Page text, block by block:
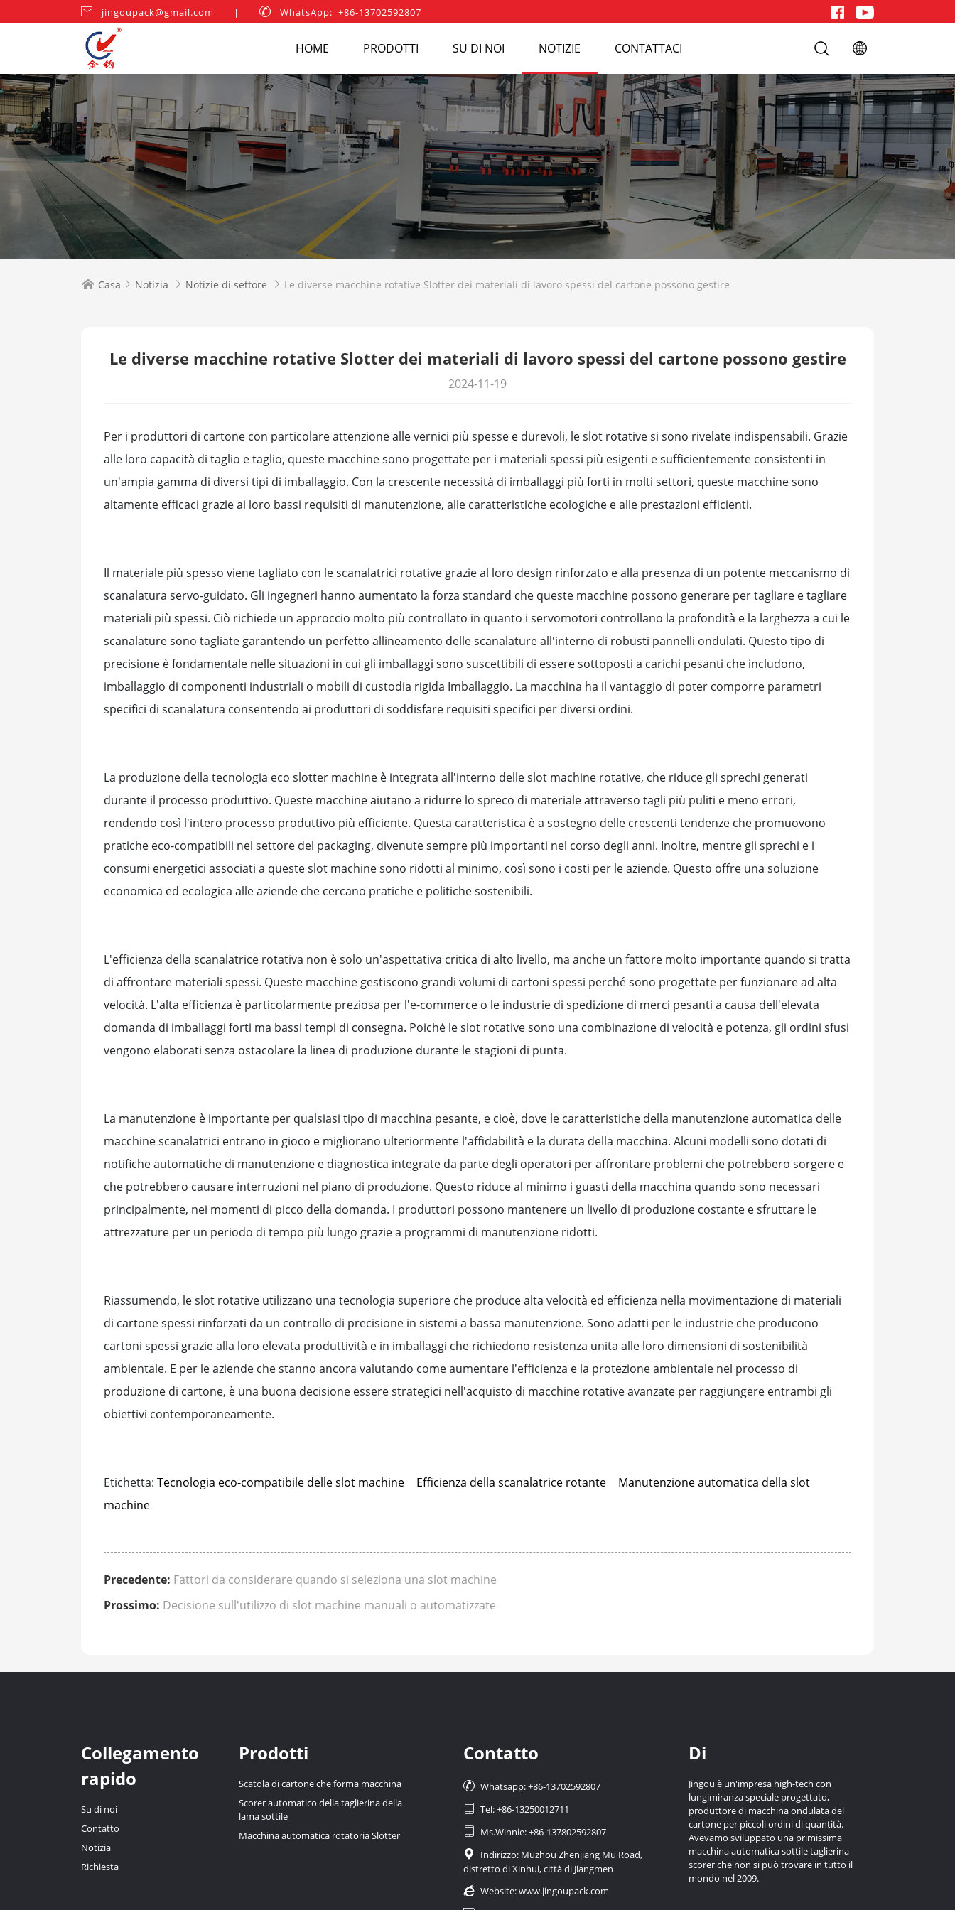
 jingoupack@gmail.com |  WhatsApp: +86-13702592807
HOME PRODOTTI SU DI NOI NOTIZIE CONTATTACI
 Casa  Notizia  Notizie di settore  Le diverse macchine rotative Slotter dei materiali di lavoro spessi del cartone possono gestire
Le diverse macchine rotative Slotter dei materiali di lavoro spessi del cartone possono gestire
2024-11-19
Per i produttori di cartone con particolare attenzione alle vernici più spesse e durevoli, le slot rotative si sono rivelate indispensabili. Grazie
alle loro capacità di taglio e taglio, queste macchine sono progettate per i materiali spessi più esigenti e sufficientemente consistenti in
un'ampia gamma di diversi tipi di imballaggio. Con la crescente necessità di imballaggi più forti in molti settori, queste macchine sono
altamente efficaci grazie ai loro bassi requisiti di manutenzione, alle caratteristiche ecologiche e alle prestazioni efficienti.
Il materiale più spesso viene tagliato con le scanalatrici rotative grazie al loro design rinforzato e alla presenza di un potente meccanismo di
scanalatura servo-guidato. Gli ingegneri hanno aumentato la forza standard che queste macchine possono generare per tagliare e tagliare
materiali più spessi. Ciò richiede un approccio molto più controllato in quanto i servomotori controllano la profondità e la larghezza a cui le
scanalature sono tagliate garantendo un perfetto allineamento delle scanalature all'interno di robusti pannelli ondulati. Questo tipo di
precisione è fondamentale nelle situazioni in cui gli imballaggi sono suscettibili di essere sottoposti a carichi pesanti che includono,
imballaggio di componenti industriali o mobili di custodia rigida Imballaggio. La macchina ha il vantaggio di poter comporre parametri
specifici di scanalatura consentendo ai produttori di soddisfare requisiti specifici per diversi ordini.
La produzione della tecnologia eco slotter machine è integrata all'interno delle slot machine rotative, che riduce gli sprechi generati
durante il processo produttivo. Queste macchine aiutano a ridurre lo spreco di materiale attraverso tagli più puliti e meno errori,
rendendo così l'intero processo produttivo più efficiente. Questa caratteristica è a sostegno delle crescenti tendenze che promuovono
pratiche eco-compatibili nel settore del packaging, divenute sempre più importanti nel corso degli anni. Inoltre, mentre gli sprechi e i
consumi energetici associati a queste slot machine sono ridotti al minimo, così sono i costi per le aziende. Questo offre una soluzione
economica ed ecologica alle aziende che cercano pratiche e politiche sostenibili.
L'efficienza della scanalatrice rotativa non è solo un'aspettativa critica di alto livello, ma anche un fattore molto importante quando si tratta
di affrontare materiali spessi. Queste macchine gestiscono grandi volumi di cartoni spessi perché sono progettate per funzionare ad alta
velocità. L'alta efficienza è particolarmente preziosa per l'e-commerce o le industrie di spedizione di merci pesanti a causa dell'elevata
domanda di imballaggi forti ma bassi tempi di consegna. Poiché le slot rotative sono una combinazione di velocità e potenza, gli ordini sfusi
vengono elaborati senza ostacolare la linea di produzione durante le stagioni di punta.
La manutenzione è importante per qualsiasi tipo di macchina pesante, e cioè, dove le caratteristiche della manutenzione automatica delle
macchine scanalatrici entrano in gioco e migliorano ulteriormente l'affidabilità e la durata della macchina. Alcuni modelli sono dotati di
notifiche automatiche di manutenzione e diagnostica integrate da parte degli operatori per affrontare problemi che potrebbero sorgere e
che potrebbero causare interruzioni nel piano di produzione. Questo riduce al minimo i guasti della macchina quando sono necessari
principalmente, nei momenti di picco della domanda. I produttori possono mantenere un livello di produzione costante e sfruttare le
attrezzature per un periodo di tempo più lungo grazie a programmi di manutenzione ridotti.
Riassumendo, le slot rotative utilizzano una tecnologia superiore che produce alta velocità ed efficienza nella movimentazione di materiali
di cartone spessi rinforzati da un controllo di precisione in sistemi a bassa manutenzione. Sono adatti per le industrie che producono
cartoni spessi grazie alla loro elevata produttività e in imballaggi che richiedono resistenza unita alle loro dimensioni di sostenibilità
ambientale. E per le aziende che stanno ancora valutando come aumentare l'efficienza e la protezione ambientale nel processo di
produzione di cartone, è una buona decisione essere strategici nell'acquisto di macchine rotative avanzate per raggiungere entrambi gli
obiettivi contemporaneamente.
Etichetta: Tecnologia eco-compatibile delle slot machine Efficienza della scanalatrice rotante
Manutenzione automatica della slot
machine
Precedente: Fattori da considerare quando si seleziona una slot machine
Prossimo: Decisione sull'utilizzo di slot machine manuali o automatizzate
Collegamento
rapido
Su di noi
Contatto
Notizia
Richiesta
Prodotti
Scatola di cartone che forma macchina
Scorer automatico della taglierina della
lama sottile
Macchina automatica rotatoria Slotter
Contatto
 Whatsapp: +86-13702592807
 Tel: +86-13250012711
 Ms.Winnie: +86-137802592807

Indirizzo: Muzhou Zhenjiang Mu Road,
distretto di Xinhui, città di Jiangmen
 Website:www.jingoupack.com
Di
Jingou è un'impresa high-tech con
lungimiranza speciale progettato,
produttore di macchina ondulata del
cartone per piccoli ordini di quantità.
Avevamo sviluppato una primissima
macchina automatica sottile taglierina
scorer che non si può trovare in tutto il
mondo nel 2009.